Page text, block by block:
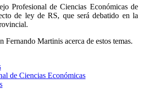
Profesional de Ciencias Económicas de
de ley de RS, que será debatido en la
Fernando Martinis acerca de estos temas.
de Ciencias Económicas